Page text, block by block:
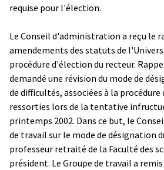
requise pour l'élection.
Le Conseil d'administration a reçu le
amendements des statuts de
procédure d'élection du recteur.
demandé une révision du mode de
de difficultés, associées à la
ressorties lors de la tentative
printemps 2002. Dans ce but, le
de travail sur le mode de désignation
professeur retraité de la Faculté des
président. Le Groupe de travail a